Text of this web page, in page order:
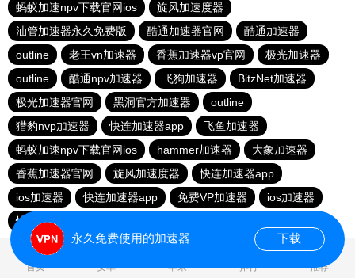
蚂蚁加速npv下载官网ios
旋风加速度器
油管加速器永久免费版
酷通加速器官网
酷通加速器
outline
老王vn加速器 香蕉加速器vp官网
极光加速器
outline
酷通npv加速器 飞狗加速器
BitzNet加速器
极光加速器官网
黑洞官方加速器
outline
猎豹nvp加速器
快连加速器app
飞鱼加速器
蚂蚁加速npv下载官网ios
hammer加速器
大象加速器
香蕉加速器官网
旋风加速度器
快连加速器app
ios加速器
快连加速器app 免费VP加速器
ios加速器
快连加速器app
首页 安卓 苹果 排行 推荐
永久免费使用的加速器 下载
0.034620s